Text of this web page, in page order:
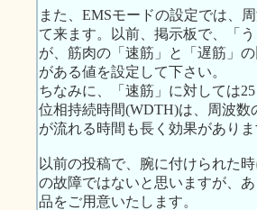
また、EMSモードの設定では、
て来ます。以前、掲示板で、「
が、筋肉の「速筋」と「遅筋」
がある値を設定して下さい。
ちなみに、「速筋」に対しては
位相持続時間(WDTH)は、周波
が流れる時間も長く効果がありま
以前の投稿で、腕に付けられた
の故障ではないと思いますが、
品をご用意いたします。